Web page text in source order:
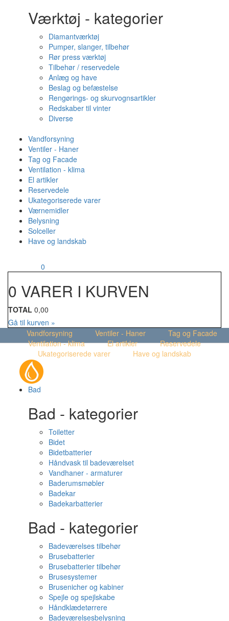
Værktøj - kategorier
Diamantværktøj
Pumper, slanger, tilbehør
Rør press værktøj
Tilbehør / reservedele
Anlæg og have
Beslag og befæstelse
Rengørings- og skurvognsartikler
Redskaber til vinter
Diverse
Vandforsyning
Ventiler - Haner
Tag og Facade
Ventilation - klima
El artikler
Reservedele
Ukategoriserede varer
Værnemidler
Belysning
Solceller
Have og landskab
0
0 VARER I KURVEN
TOTAL 0,00
Gå til kurven »
Vandforsyning
Ventiler - Haner
Tag og Facade
Ventilation - klima
El artikler
Reservedele
Ukategoriserede varer
Have og landskab
Bad
Bad - kategorier
Toiletter
Bidet
Bidetbatterier
Håndvask til badeværelset
Vandhaner - armaturer
Baderumsmøbler
Badekar
Badekarbatterier
Bad - kategorier
Badeværelses tilbehør
Brusebatterier
Brusebatterier tilbehør
Brusesystemer
Brusenicher og kabiner
Spejle og spejlskabe
Håndklædetørrere
Badeværelsesbelysning